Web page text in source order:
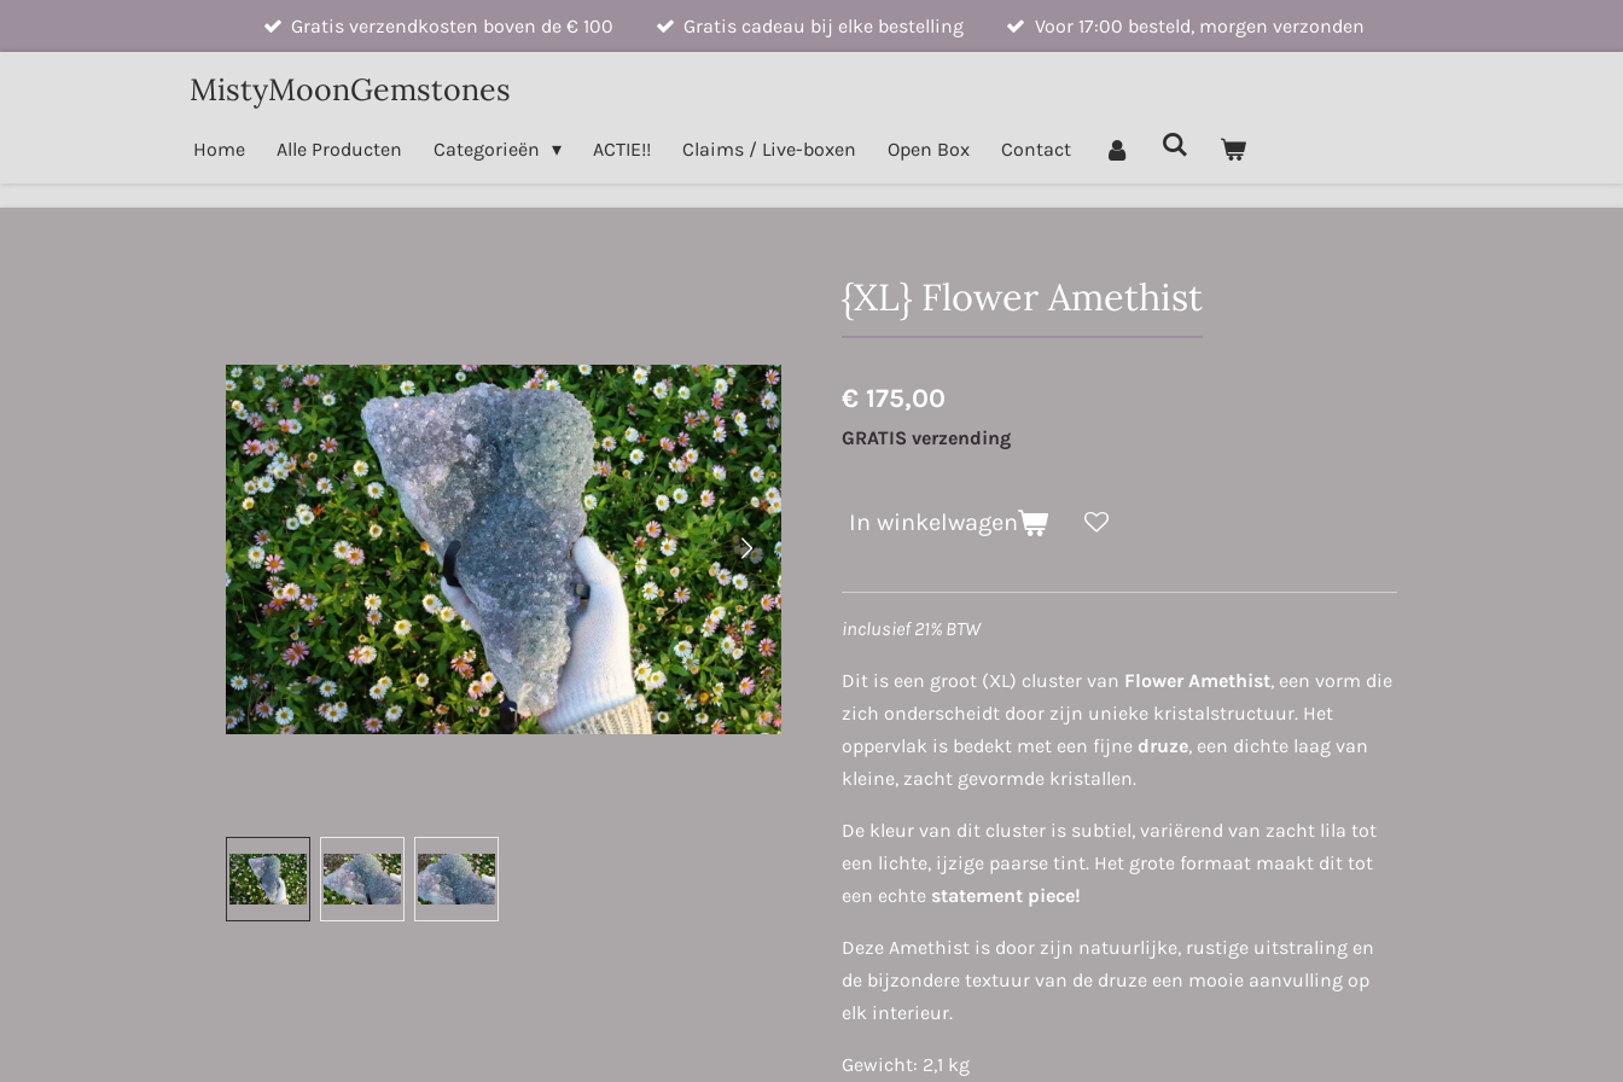
Gratis verzendkosten boven de € 100 Gratis cadeau bij elke bestelling Voor 17:00 besteld, morgen verzonden
MistyMoonGemstones
Home Alle Producten Categorieën ACTIE!! Claims / Live-boxen Open Box Contact
{XL} Flower Amethist
€ 175,00
GRATIS verzending
In winkelwagen
inclusief 21% BTW
Dit is een groot (XL) cluster van Flower Amethist, een vorm die
zich onderscheidt door zijn unieke kristalstructuur. Het
oppervlak is bedekt met een fijne druze, een dichte laag van
kleine, zacht gevormde kristallen.
De kleur van dit cluster is subtiel, variërend van zacht lila tot
een lichte, ijzige paarse tint. Het grote formaat maakt dit tot
een echte statement piece!
Deze Amethist is door zijn natuurlijke, rustige uitstraling en
de bijzondere textuur van de druze een mooie aanvulling op
elk interieur.
Gewicht: 2,1 kg